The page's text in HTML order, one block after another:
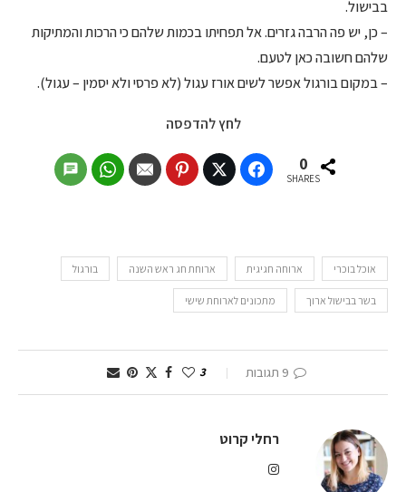
בבישול.
– כן, יש פה הרבה גזרים. אל תפחיתו בכמות שלהם כי הרכות והמתיקות
שלהם חשובה כאן לטעם.
– במקום בורגול אפשר לשים אורז עגול (לא פרסי ולא יסמין – עגול).
לחץ להדפסה
0
SHARES
אוכל בוכרי ארוחה חגיגית ארוחת חג ראש השנה בורגול
בשר בבישול ארוך מתכונים לארוחת שישי
9 תגובות 3
רחלי קרוט